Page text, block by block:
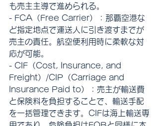
も売主主導で進められる。
- FCA（Free Carrier）：那覇空港な
ど指定地点で運送人に引き渡すまでが
売主の責任。航空便利用時に柔軟な対
応が可能。
- CIF（Cost, Insurance, and
Freight）/CIP（Carriage and
Insurance Paid to）：売主が輸送費
と保険料を負担することで、輸送手配
を一括管理できます。CIFは海上輸送専